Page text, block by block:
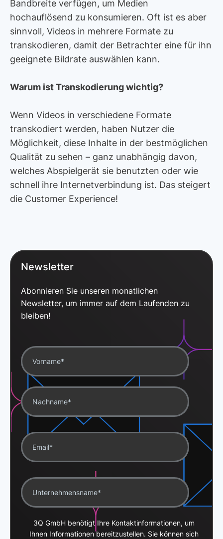
Bandbreite verfügen, um Medien
hochauflösend zu konsumieren. Oft ist es aber
sinnvoll, Videos in mehrere Formate zu
transkodieren, damit der Betrachter eine für ihn
geeignete Bildrate auswählen kann.
Warum ist Transkodierung wichtig?
Wenn Videos in verschiedene Formate
transkodiert werden, haben Nutzer die
Möglichkeit, diese Inhalte in der bestmöglichen
Qualität zu sehen – ganz unabhängig davon,
welches Abspielgerät sie benutzten oder wie
schnell ihre Internetverbindung ist. Das steigert
die Customer Experience!
Newsletter
Abonnieren Sie unseren monatlichen
Newsletter, um immer auf dem Laufenden zu
bleiben!
3Q GmbH benötigt Ihre Kontaktinformationen, um
Ihnen Informationen bereitzustellen. Sie können sich